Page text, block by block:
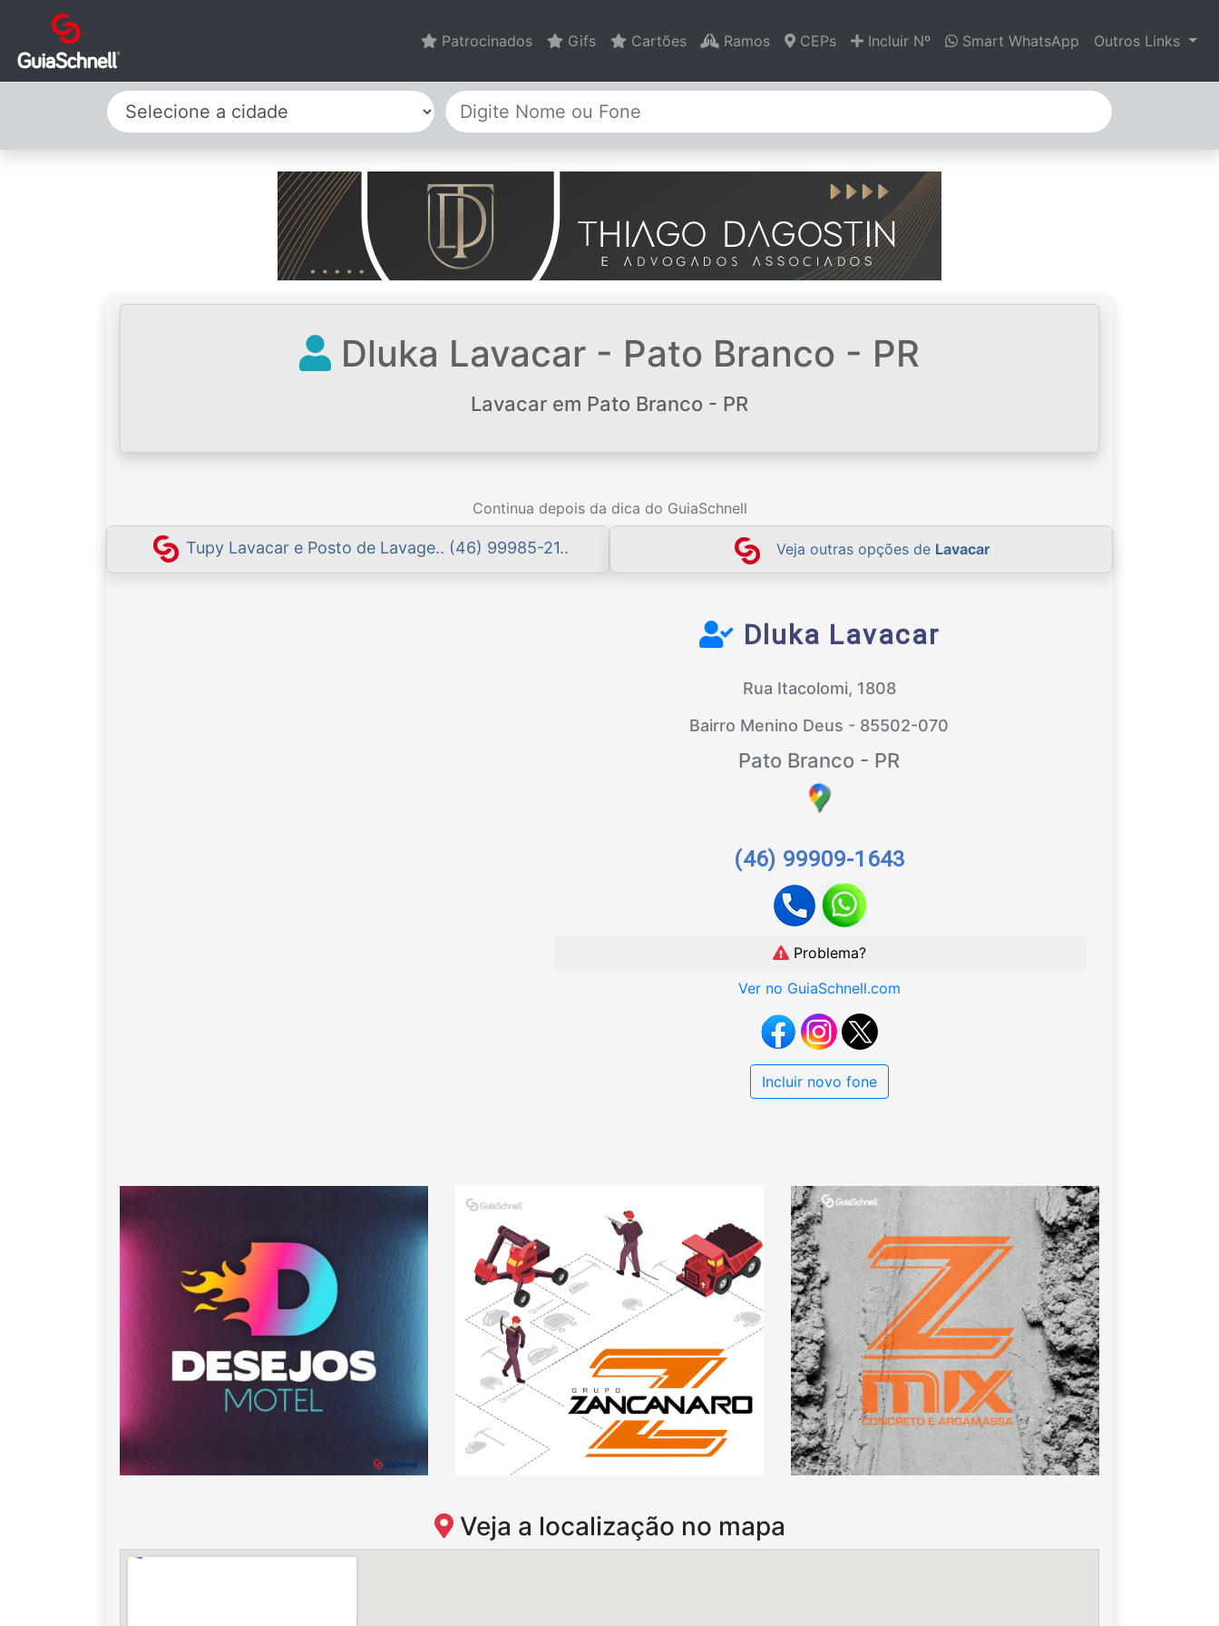
Patrocinados Gifs Cartões Ramos CEPs Incluir Nº Smart WhatsApp Outros Links
Selecione a cidade
Dluka Lavacar - Pato Branco - PR
Lavacar em Pato Branco - PR
Continua depois da dica do GuiaSchnell
Tupy Lavacar e Posto de Lavage.. (46) 99985-21.. Veja outras opções de Lavacar
Dluka Lavacar
Rua Itacolomi, 1808
Bairro Menino Deus - 85502-070
Pato Branco - PR
(46) 99909-1643
Problema?
Ver no GuiaSchnell.com
Incluir novo fone
Veja a localização no mapa